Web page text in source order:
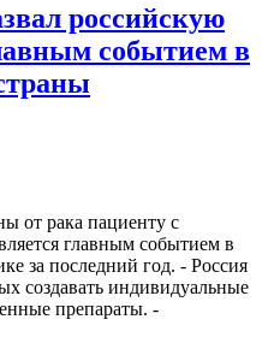
российскую
событием в
от рака пациенту с
главным событием в
за последний год. - Россия
создавать индивидуальные
препараты. -